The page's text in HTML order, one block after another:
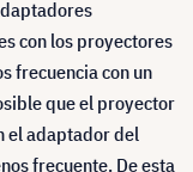
con los proyectores
frecuencia con un
que el proyector
el adaptador del
frecuente. De esta